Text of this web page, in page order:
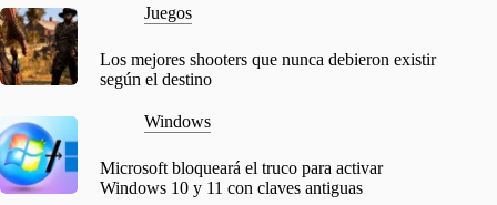
Juegos
Los mejores shooters que nunca debieron existir
según el destino
Windows
Microsoft bloqueará el truco para activar
Windows 10 y 11 con claves antiguas